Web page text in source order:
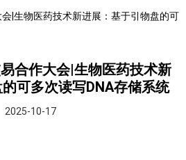
会|生物医药技术新进展：基于引物盘的可
合作大会|生物医药技术新
可多次读写DNA存储系统
2025-10-17